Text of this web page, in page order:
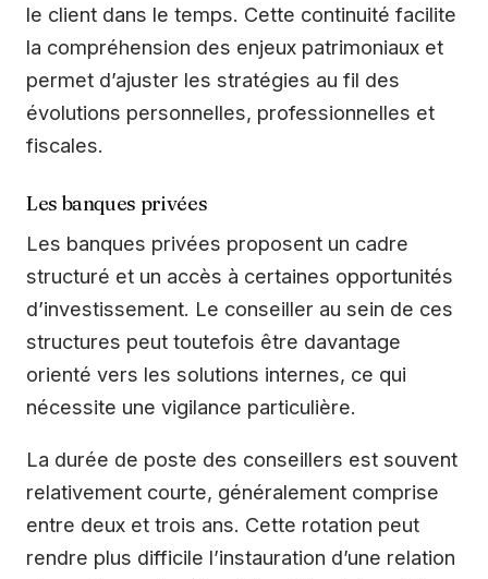
le client dans le temps. Cette continuité facilite
la compréhension des enjeux patrimoniaux et
permet d’ajuster les stratégies au fil des
évolutions personnelles, professionnelles et
fiscales.
Les banques privées
Les banques privées proposent un cadre
structuré et un accès à certaines opportunités
d’investissement. Le conseiller au sein de ces
structures peut toutefois être davantage
orienté vers les solutions internes, ce qui
nécessite une vigilance particulière.
La durée de poste des conseillers est souvent
relativement courte, généralement comprise
entre deux et trois ans. Cette rotation peut
rendre plus difficile l’instauration d’une relation